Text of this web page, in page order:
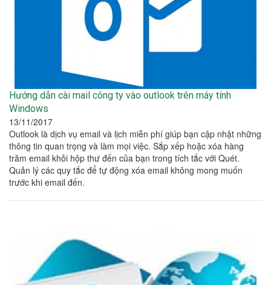
Hướng dẫn cài mail công ty vào outlook trên máy tính
Windows
13/11/2017
Outlook là dịch vụ email và lịch miễn phí giúp bạn cập nhật những
thông tin quan trọng và làm mọi việc. Sắp xếp hoặc xóa hàng
trăm email khỏi hộp thư đến của bạn trong tích tắc với Quét.
Quản lý các quy tắc để tự động xóa email không mong muốn
trước khi email đến.